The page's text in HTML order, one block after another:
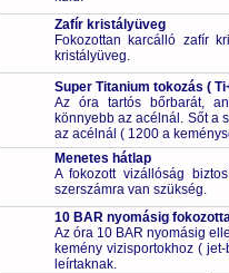
Zafír kristályüveg
Fokozottan karcálló zafír
kristályüveg.
Super Titanium tokozás (
Az óra tartós bőrbarát,
könnyebb az acélnál. Sőt a
az acélnál ( 1200 a
Menetes hátlap
A fokozott vizállóság
szerszámra van szükség.
10 BAR nyomásig
Az óra 10 BAR nyomásig
kemény vizisportokhoz (
leírtaknak.